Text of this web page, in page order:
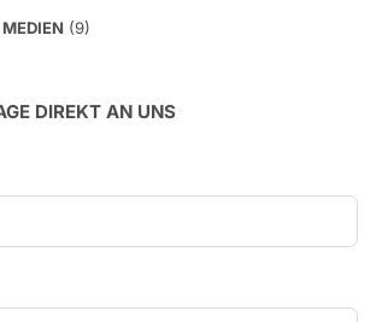
(9)
DIREKT AN UNS